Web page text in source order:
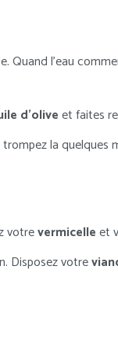
Quand l’eau
d’oliveet faites
la quelques
votrevermicelleet
Disposez votre